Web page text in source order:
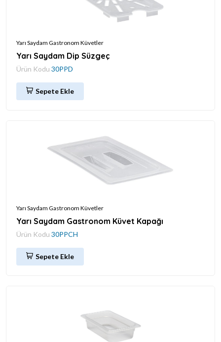
Yarı Saydam Gastronom Küvetler
Yarı Saydam Dip Süzgeç
Ürün Kodu 30PPD
Sepete Ekle
Yarı Saydam Gastronom Küvetler
Yarı Saydam Gastronom Küvet Kapağı
Ürün Kodu 30PPCH
Sepete Ekle